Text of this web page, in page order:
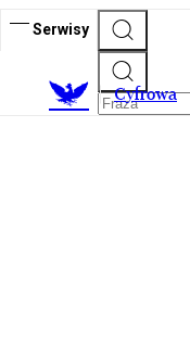
Serwisy
Cyfrowa